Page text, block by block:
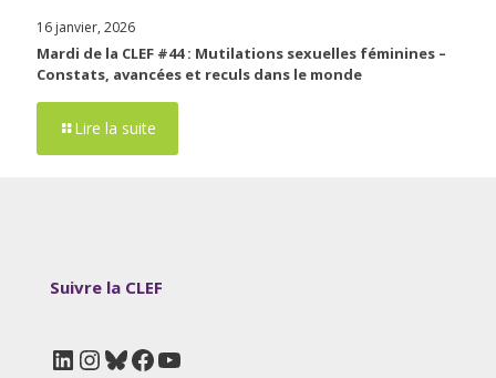
16 janvier, 2026
Mardi de la CLEF #44 : Mutilations sexuelles féminines –
Constats, avancées et reculs dans le monde
Lire la suite
Suivre la CLEF
LinkedIn
Instagram
Bluesky
Facebook
YouTube